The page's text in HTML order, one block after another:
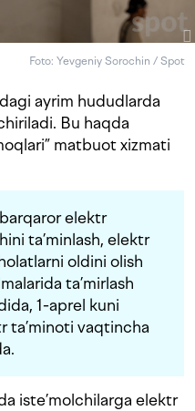
Foto: Yevgeniy Sorochin / Spot
ayrim hududlarda
Bu haqda
matbuot xizmati
elektr
ta’minlash, elektr
oldini olish
ta’mirlash
1-aprel kuni
ta’minoti vaqtincha
iste’molchilarga elektr